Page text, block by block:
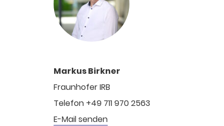
Markus Birkner
Fraunhofer IRB
Telefon +49 711 970 2563
E-Mail senden